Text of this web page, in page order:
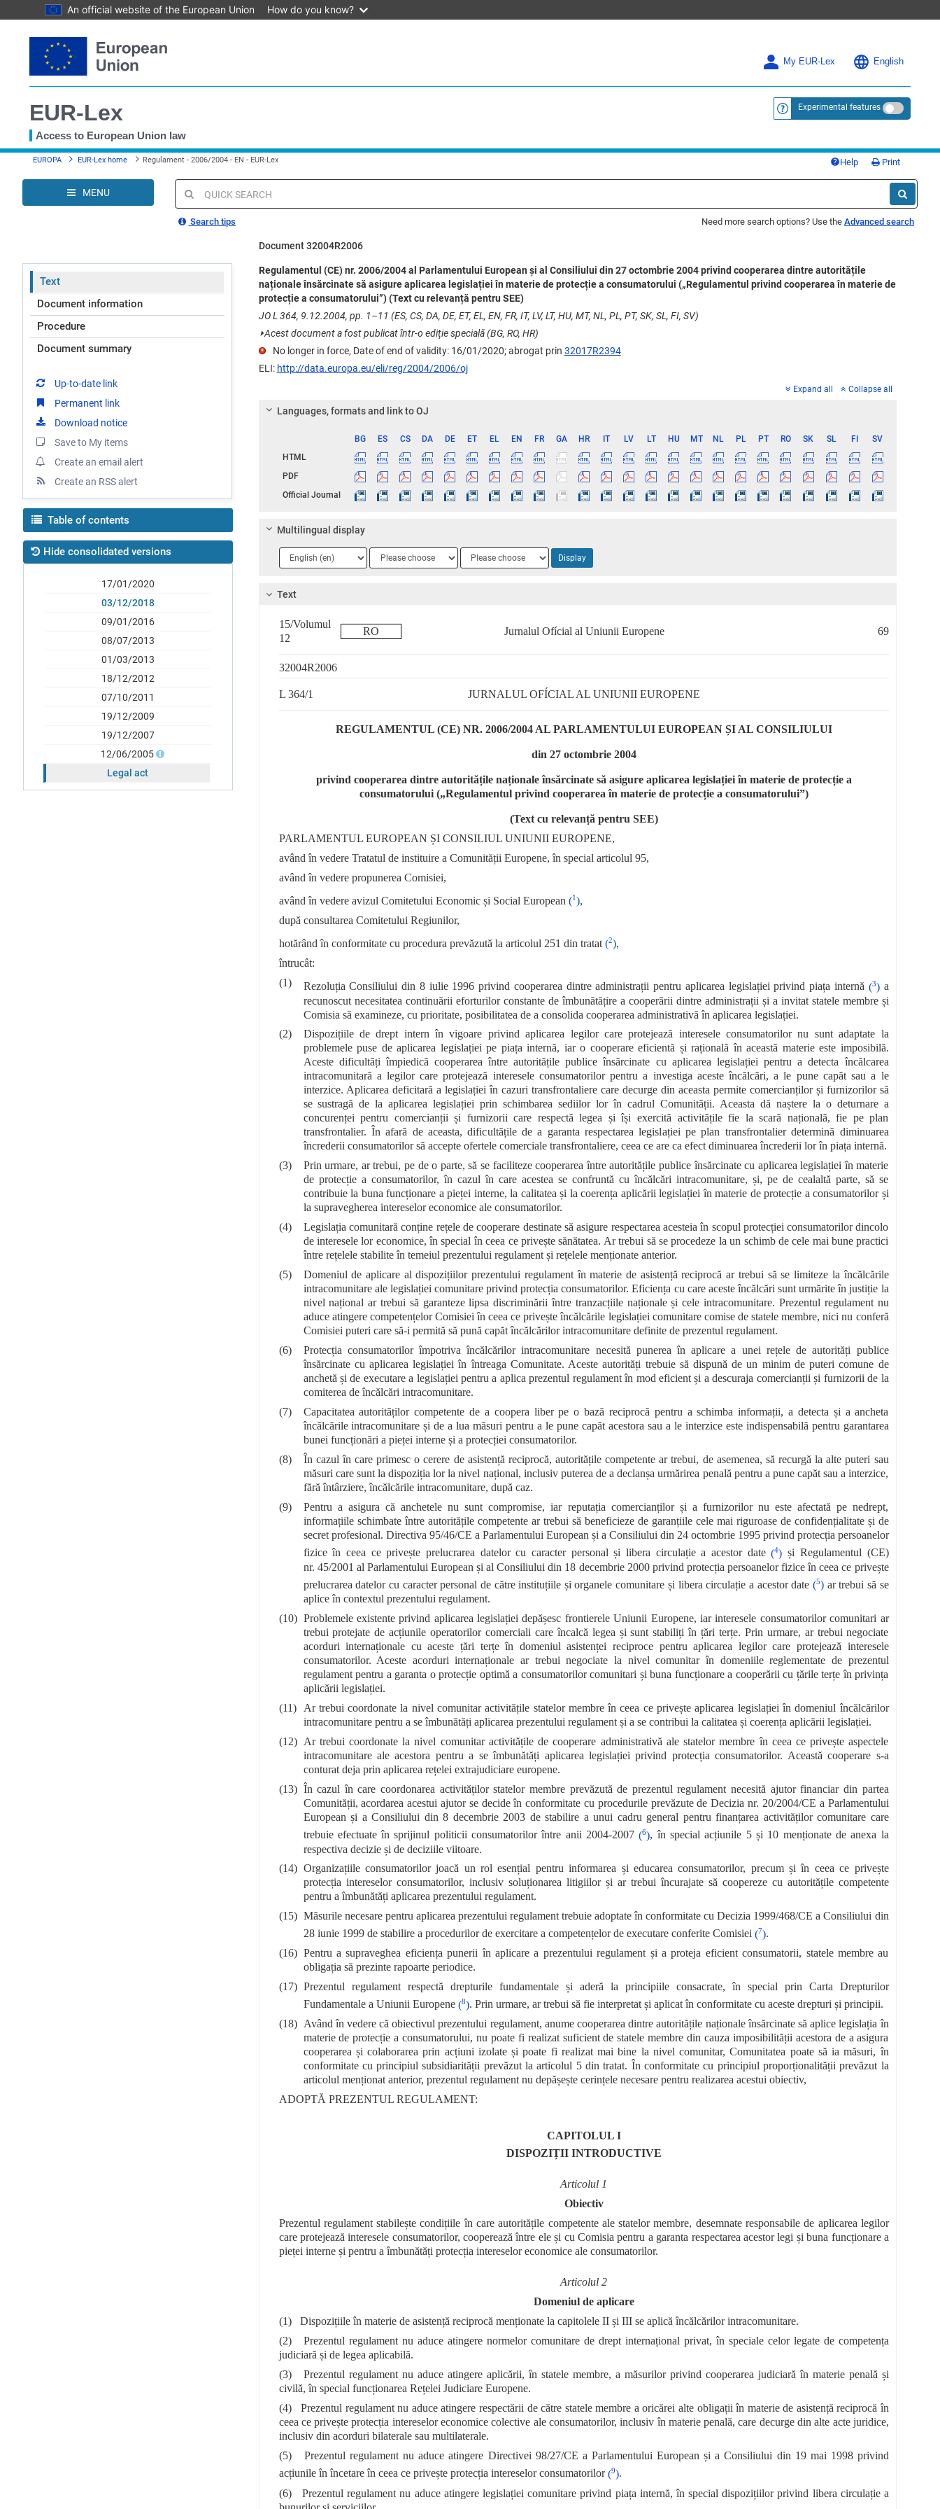
An official website of the European Union How do you know?
to
content
My EUR-Lex English
EUR-Lex
Access to European Union law
<a href="https://eur-lex.europa.eu/
Experimental features
You
here
EUROPA EUR-Lex home Regulament - 2006/2004 - EN - EUR-Lex Help Print
MENU
Quick
search
Search tips Need more search options? Use the Advanced search
Document 32004R2006
Text
Document information
Procedure
Document summary
Up-to-date link
Permanent link
Download notice
Save to My items
Create an email alert
Create an RSS alert
Table of contents
Hide consolidated versions
17/01/2020
03/12/2018
09/01/2016
08/07/2013
01/03/2013
18/12/2012
07/10/2011
19/12/2009
19/12/2007
12/06/2005
Legal act
Regulamentul (CE) nr. 2006/2004 al Parlamentului European și al Consiliului din 27 octombrie 2004 privind cooperarea dintre autoritățile
naționale însărcinate să asigure aplicarea legislației în materie de protecție a consumatorului („Regulamentul privind cooperarea în materie de
protecție a consumatorului”) (Text cu relevanță pentru SEE)
JO L 364, 9.12.2004, pp. 1–11 (ES, CS, DA, DE, ET, EL, EN, FR, IT, LV, LT, HU, MT, NL, PL, PT, SK, SL, FI, SV)
⏵Acest document a fost publicat într-o ediţie specială (BG, RO, HR)
No longer in force, Date of end of validity: 16/01/2020;abrogat prin 32017R2394
ELI: http://data.europa.eu/eli/reg/2004/2006/oj
Expand all Collapse all
Languages, formats and link to OJ
BG ES CS DA DE ET EL EN FR GA HR IT LV LT HU MT NL PL PT RO SK SL FI
SV
HTML
PDF
Official Journal
Multilingual display
Language
1
Language
2
Language
3
Display
Text
15/Volumul
12
RO Jurnalul Ofícial al Uniunii Europene 69
32004R2006
L 364/1 JURNALUL OFÍCIAL AL UNIUNII EUROPENE
REGULAMENTUL(CE) NR.2006/2004 AL PARLAMENTULUI EUROPEAN ȘI AL CONSILIULUI
din 27 octombrie 2004
privind cooperarea dintre autoritățile naționale însărcinate să asigure aplicarea legislației în materie de protecție a
consumatorului („Regulamentul privind cooperarea în materie de protecție a consumatorului”)
(Text cu relevanță pentru SEE)
PARLAMENTUL EUROPEAN ȘI CONSILIUL UNIUNII EUROPENE,
având în vedere Tratatul de instituire a Comunității Europene, în special articolul 95,
având în vedere propunerea Comisiei,
având în vedere avizul Comitetului Economic și Social European (1),
după consultarea Comitetului Regiunilor,
hotărând în conformitate cu procedura prevăzută la articolul 251 din tratat(2),
întrucât:
(1)
Rezoluția Consiliului din 8 iulie 1996 privind cooperarea dintre administrații pentru aplicarea legislației privind piața internă(3)a
recunoscut necesitatea continuării eforturilor constante de îmbunătățire a cooperării dintre administrații și a invitat statele membre și
Comisia să examineze, cu prioritate, posibilitatea de a consolida cooperarea administrativă în aplicarea legislației.
(2)
Dispozițiile de drept intern în vigoare privind aplicarea legilor care protejează interesele consumatorilor nu sunt adaptate la
problemele puse de aplicarea legislației pe piața internă, iar o cooperare eficientă și rațională în această materie este imposibilă.
Aceste dificultăți împiedică cooperarea între autoritățile publice însărcinate cu aplicarea legislației pentru a detecta încălcarea
intracomunitară a legilor care protejează interesele consumatorilor pentru a investiga aceste încălcări, a le pune capăt sau a le
interzice. Aplicarea deficitară a legislației în cazuri transfrontaliere care decurge din aceasta permite comercianților și furnizorilor să
se sustragă de la aplicarea legislației prin schimbarea sediilor lor în cadrul Comunității. Aceasta dă naștere la o deturnare a
concurenței pentru comercianții și furnizorii care respectă legea și își exercită activitățile fie la scară națională, fie pe plan
transfrontalier. În afară de aceasta, dificultățile de a garanta respectarea legislației pe plan transfrontalier determină diminuarea
încrederii consumatorilor să accepte ofertele comerciale transfrontaliere, ceea ce are ca efect diminuarea încrederii lor în piața internă.
(3)
Prin urmare, ar trebui, pe de o parte, să se faciliteze cooperarea între autoritățile publice însărcinate cu aplicarea legislației în materie
de protecție a consumatorilor, în cazul în care acestea se confruntă cu încălcări intracomunitare, și, pe de cealaltă parte, să se
contribuie la buna funcționare a pieței interne, la calitatea și la coerența aplicării legislației în materie de protecție a consumatorilor și
la supravegherea intereselor economice ale consumatorilor.
(4)
Legislația comunitară conține rețele de cooperare destinate să asigure respectarea acesteia în scopul protecției consumatorilor dincolo
de interesele lor economice, în special în ceea ce privește sănătatea. Ar trebui să se procedeze la un schimb de cele mai bune practici
între rețelele stabilite în temeiul prezentului regulament și rețelele menționate anterior.
(5)
Domeniul de aplicare al dispozițiilor prezentului regulament în materie de asistență reciprocă ar trebui să se limiteze la încălcările
intracomunitare ale legislației comunitare privind protecția consumatorilor. Eficiența cu care aceste încălcări sunt urmărite în justiție la
nivel național ar trebui să garanteze lipsa discriminării între tranzacțiile naționale și cele intracomunitare. Prezentul regulament nu
aduce atingere competențelor Comisiei în ceea ce privește încălcările legislației comunitare comise de statele membre, nici nu conferă
Comisiei puteri care să-i permită să pună capăt încălcărilor intracomunitare definite de prezentul regulament.
(6)
Protecția consumatorilor împotriva încălcărilor intracomunitare necesită punerea în aplicare a unei rețele de autorități publice
însărcinate cu aplicarea legislației în întreaga Comunitate. Aceste autorități trebuie să dispună de un minim de puteri comune de
anchetă și de executare a legislației pentru a aplica prezentul regulament în mod eficient și a descuraja comercianții și furnizorii de la
comiterea de încălcări intracomunitare.
(7)
Capacitatea autorităților competente de a coopera liber pe o bază reciprocă pentru a schimba informații, a detecta și a ancheta
încălcările intracomunitare și de a lua măsuri pentru a le pune capăt acestora sau a le interzice este indispensabilă pentru garantarea
bunei funcționări a pieței interne și a protecției consumatorilor.
(8)
În cazul în care primesc o cerere de asistență reciprocă, autoritățile competente ar trebui, de asemenea, să recurgă la alte puteri sau
măsuri care sunt la dispoziția lor la nivel național, inclusiv puterea de a declanșa urmărirea penală pentru a pune capăt sau a interzice,
fără întârziere, încălcările intracomunitare, după caz.
(9)
Pentru a asigura că anchetele nu sunt compromise, iar reputația comercianților și a furnizorilor nu este afectată pe nedrept,
informațiile schimbate între autoritățile competente ar trebui să beneficieze de garanțiile cele mai riguroase de confidențialitate și de
secret profesional. Directiva 95/46/CE a Parlamentului European și a Consiliului din 24 octombrie 1995 privind protecția persoanelor
fizice în ceea ce privește prelucrarea datelor cu caracter personal și libera circulație a acestor date(4) și Regulamentul (CE)
nr. 45/2001 al Parlamentului European și al Consiliului din 18 decembrie 2000 privind protecția persoanelor fizice în ceea ce privește
prelucrarea datelor cu caracter personal de către instituțiile și organele comunitare și libera circulație a acestor date (5)ar trebui să se
aplice în contextul prezentului regulament.
(10) Problemele existente privind aplicarea legislației depășesc frontierele Uniunii Europene, iar interesele consumatorilor comunitari ar
trebui protejate de acțiunile operatorilor comerciali care încalcă legea și sunt stabiliți în țări terțe. Prin urmare, ar trebui negociate
acorduri internaționale cu aceste țări terțe în domeniul asistenței reciproce pentru aplicarea legilor care protejează interesele
consumatorilor. Aceste acorduri internaționale ar trebui negociate la nivel comunitar în domeniile reglementate de prezentul
regulament pentru a garanta o protecție optimă a consumatorilor comunitari și buna funcționare a cooperării cu țările terțe în privința
aplicării legislației.
(11)
Ar trebui coordonate la nivel comunitar activitățile statelor membre în ceea ce privește aplicarea legislației în domeniul încălcărilor
intracomunitare pentru a se îmbunătăți aplicarea prezentului regulament și a se contribui la calitatea și coerența aplicării legislației.
(12) Ar trebui coordonate la nivel comunitar activitățile de cooperare administrativă ale statelor membre în ceea ce privește aspectele
intracomunitare ale acestora pentru a se îmbunătăți aplicarea legislației privind protecția consumatorilor. Această cooperare s-a
conturat deja prin aplicarea rețelei extrajudiciare europene.
(13) În cazul în care coordonarea activităților statelor membre prevăzută de prezentul regulament necesită ajutor financiar din partea
Comunității, acordarea acestui ajutor se decide în conformitate cu procedurile prevăzute de Decizia nr. 20/2004/CE a Parlamentului
European și a Consiliului din 8 decembrie 2003 de stabilire a unui cadru general pentru finanțarea activităților comunitare care
trebuie efectuate în sprijinul politicii consumatorilor între anii 2004-2007 (6), în special acțiunile 5 și 10 menționate de anexa la
respectiva decizie și de deciziile viitoare.
(14) Organizațiile consumatorilor joacă un rol esențial pentru informarea și educarea consumatorilor, precum și în ceea ce privește
protecția intereselor consumatorilor, inclusiv soluționarea litigiilor și ar trebui încurajate să coopereze cu autoritățile competente
pentru a îmbunătăți aplicarea prezentului regulament.
(15) Măsurile necesare pentru aplicarea prezentului regulament trebuie adoptate în conformitate cu Decizia 1999/468/CE a Consiliului din
28 iunie 1999 de stabilire a procedurilor de exercitare a competențelor de executare conferite Comisiei(7).
(16) Pentru a supraveghea eficiența punerii în aplicare a prezentului regulament și a proteja eficient consumatorii, statele membre au
obligația să prezinte rapoarte periodice.
(17) Prezentul regulament respectă drepturile fundamentale și aderă la principiile consacrate, în special prin Carta Drepturilor
Fundamentale a Uniunii Europene(8). Prin urmare, ar trebui să fie interpretat și aplicat în conformitate cu aceste drepturi și principii.
(18) Având în vedere că obiectivul prezentului regulament, anume cooperarea dintre autoritățile naționale însărcinate să aplice legislația în
materie de protecție a consumatorului, nu poate fi realizat suficient de statele membre din cauza imposibilității acestora de a asigura
cooperarea și colaborarea prin acțiuni izolate și poate fi realizat mai bine la nivel comunitar, Comunitatea poate să ia măsuri, în
conformitate cu principiul subsidiarității prevăzut la articolul 5 din tratat. În conformitate cu principiul proporționalității prevăzut la
articolul menționat anterior, prezentul regulament nu depășește cerințele necesare pentru realizarea acestui obiectiv,
ADOPTĂ PREZENTUL REGULAMENT:
CAPITOLUL I
DISPOZIȚII INTRODUCTIVE
Articolul 1
Obiectiv
Prezentul regulament stabilește condițiile în care autoritățile competente ale statelor membre, desemnate responsabile de aplicarea legilor
care protejează interesele consumatorilor, cooperează între ele și cu Comisia pentru a garanta respectarea acestor legi și buna funcționare a
pieței interne și pentru a îmbunătăți protecția intereselor economice ale consumatorilor.
Articolul 2
Domeniul de aplicare
(1) Dispozițiile în materie de asistență reciprocă menționate la capitolele II și III se aplică încălcărilor intracomunitare.
(2) Prezentul regulament nu aduce atingere normelor comunitare de drept internațional privat, în speciale celor legate de competența
judiciară și de legea aplicabilă.
(3) Prezentul regulament nu aduce atingere aplicării, în statele membre, a măsurilor privind cooperarea judiciară în materie penală și
civilă, în special funcționarea Rețelei Judiciare Europene.
(4) Prezentul regulament nu aduce atingere respectării de către statele membre a oricărei alte obligații în materie de asistență reciprocă în
ceea ce privește protecția intereselor economice colective ale consumatorilor, inclusiv în materie penală, care decurge din alte acte juridice,
inclusiv din acorduri bilaterale sau multilaterale.
(5) Prezentul regulament nu aduce atingere Directivei 98/27/CE a Parlamentului European și a Consiliului din 19 mai 1998 privind
acțiunile în încetare în ceea ce privește protecția intereselor consumatorilor(9).
(6) Prezentul regulament nu aduce atingere legislației comunitare privind piața internă, în special dispozițiilor privind libera circulație a